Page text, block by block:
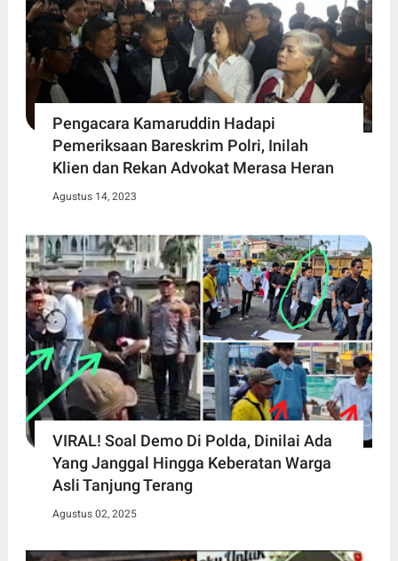
Pengacara Kamaruddin Hadapi
Pemeriksaan Bareskrim Polri, Inilah
Klien dan Rekan Advokat Merasa Heran
Agustus 14, 2023
VIRAL! Soal Demo Di Polda, Dinilai Ada
Yang Janggal Hingga Keberatan Warga
Asli Tanjung Terang
Agustus 02, 2025